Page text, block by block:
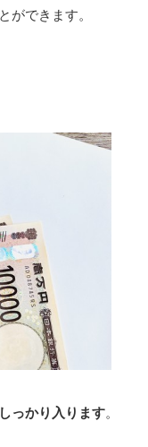
ができます。
っかり入ります。